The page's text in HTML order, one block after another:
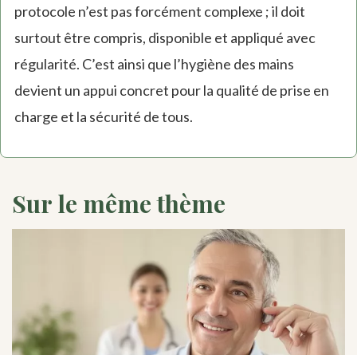
protocole n’est pas forcément complexe ; il doit
surtout être compris, disponible et appliqué avec
régularité. C’est ainsi que l’hygiène des mains
devient un appui concret pour la qualité de prise en
charge et la sécurité de tous.
Sur le même thème